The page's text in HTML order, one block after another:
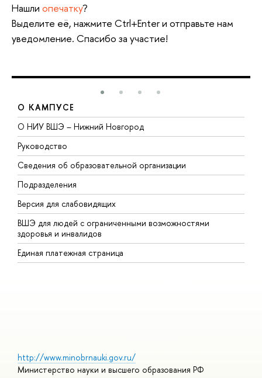
Нашли опечатку?
Выделите её, нажмите Ctrl+Enter и отправьте нам
уведомление. Спасибо за участие!
О КАМПУСЕ
О НИУ ВШЭ – Нижний Новгород
Руководство
Сведения об образовательной организации
Подразделения
Версия для слабовидящих
ВШЭ для людей с ограниченными возможностями
здоровья и инвалидов
Единая платежная страница
http://www.minobrnauki.gov.ru/
Министерство науки и высшего образования РФ